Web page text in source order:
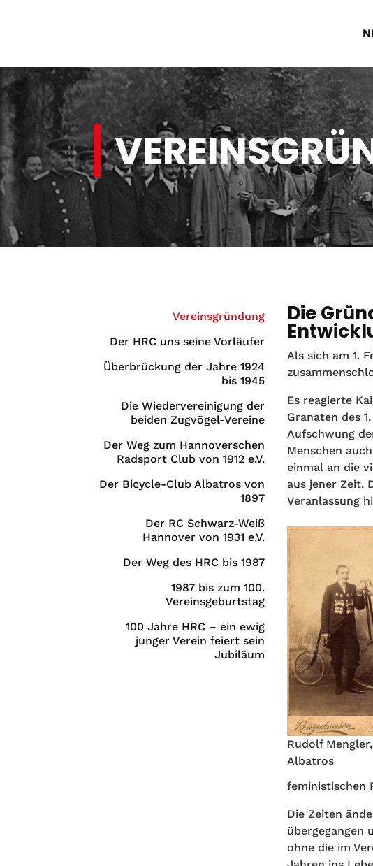
Vereinsgründung
Der HRC uns seine Vorläufer
Überbrückung der Jahre 1924
bis 1945
Die Wiedervereinigung der
beiden Zugvögel-Vereine
Der Weg zum Hannoverschen
Radsport Club von 1912 e.V.
Der Bicycle-Club Albatros von
1897
Der RC Schwarz-Weiß
Hannover von 1931 e.V.
Der Weg des HRC bis 1987
1987 bis zum 100.
Vereinsgeburtstag
100 Jahre HRC – ein ewig
junger Verein feiert sein
Jubiläum
Die
Als sich am 1.
Es reagierte
Granaten des
Aufschwung
Menschen
einmal an die
aus jener Zeit.
Veranlassung
Rudolf
Albatros
feministischen
Die Zeiten
übergegangen
ohne die im